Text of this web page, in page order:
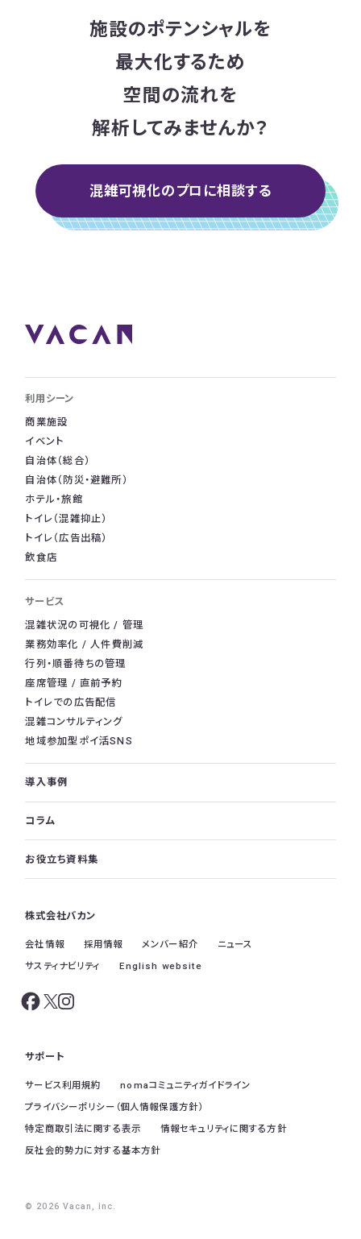
施設のポテンシャルを
最大化するため
空間の流れを
解析してみませんか？
混雑可視化のプロに相談する
利用シーン
商業施設
イベント
自治体（総合）
自治体（防災・避難所）
ホテル・旅館
トイレ（混雑抑止）
トイレ（広告出稿）
飲食店
サービス
混雑状況の可視化 / 管理
業務効率化 / 人件費削減
行列・順番待ちの管理
座席管理 / 直前予約
トイレでの広告配信
混雑コンサルティング
地域参加型ポイ活SNS
導入事例
コラム
お役立ち資料集
株式会社バカン
会社情報 採用情報 メンバー紹介
ニュース
サスティナビリティ
English website
サポート
サービス利用規約
nomaコミュニティガイドライン
プライバシーポリシー（個人情報保護方針）
特定商取引法に関する表示
情報セキュリティに関する方針
反社会的勢力に対する基本方針
© 2026 Vacan, inc.